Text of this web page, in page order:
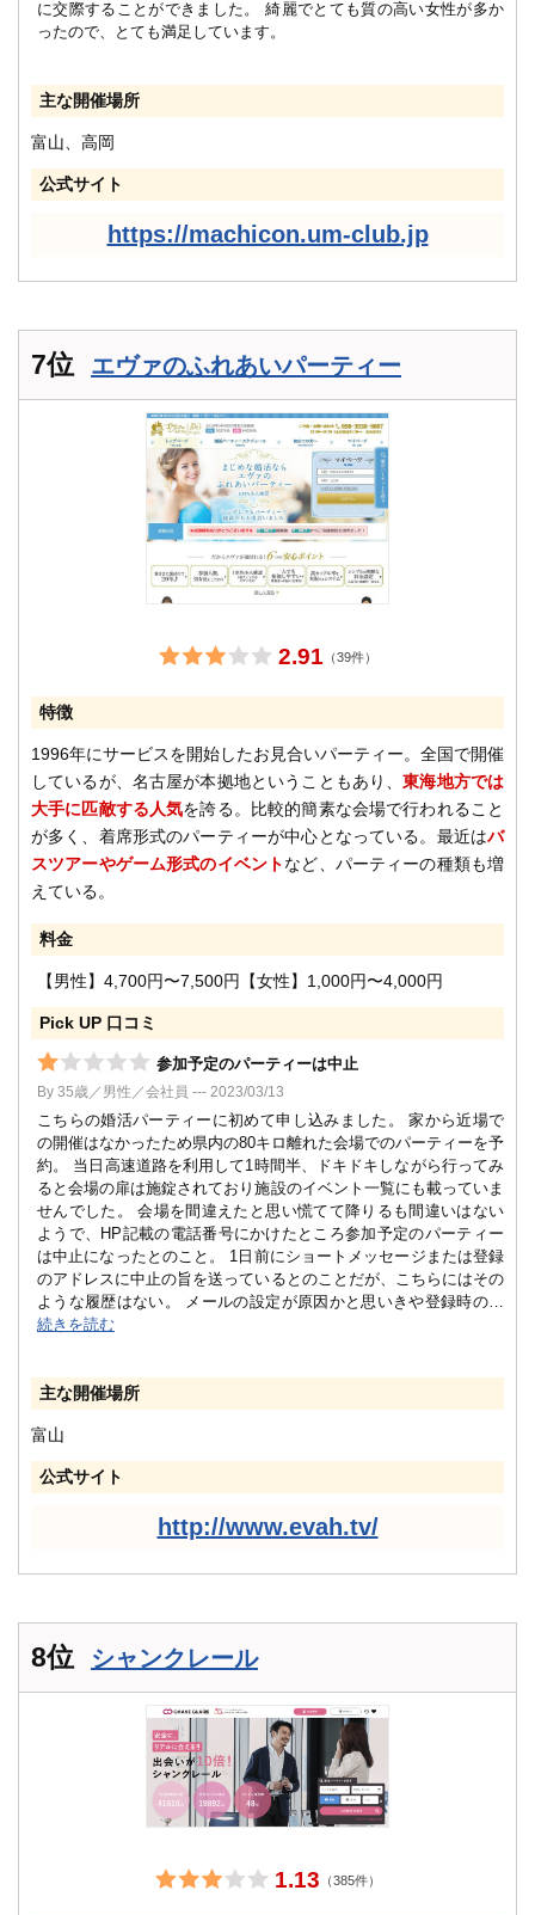
に交際することができました。 綺麗でとても質の高い女性が多か
ったので、とても満足しています。
主な開催場所
富山、高岡
公式サイト
https://machicon.um-club.jp
7位 エヴァのふれあいパーティー
2.91 （39件）
特徴
1996年にサービスを開始したお見合いパーティー。全国で開催
しているが、名古屋が本拠地ということもあり、東海地方では
大手に匹敵する人気を誇る。比較的簡素な会場で行われること
が多く、着席形式のパーティーが中心となっている。最近はバ
スツアーやゲーム形式のイベントなど、パーティーの種類も増
えている。
料金
【男性】4,700円〜7,500円【女性】1,000円〜4,000円
Pick UP 口コミ
参加予定のパーティーは中止
By 35歳／男性／会社員 --- 2023/03/13
こちらの婚活パーティーに初めて申し込みました。 家から近場で
の開催はなかったため県内の80キロ離れた会場でのパーティーを予
約。 当日高速道路を利用して1時間半、ドキドキしながら行ってみ
ると会場の扉は施錠されており施設のイベント一覧にも載っていま
せんでした。 会場を間違えたと思い慌てて降りるも間違いはない
ようで、HP記載の電話番号にかけたところ参加予定のパーティー
は中止になったとのこと。 1日前にショートメッセージまたは登録
のアドレスに中止の旨を送っているとのことだが、こちらにはその
ような履歴はない。 メールの設定が原因かと思いきや登録時の
続きを読む
主な開催場所
富山
公式サイト
http://www.evah.tv/
8位 シャンクレール
1.13 （385件）